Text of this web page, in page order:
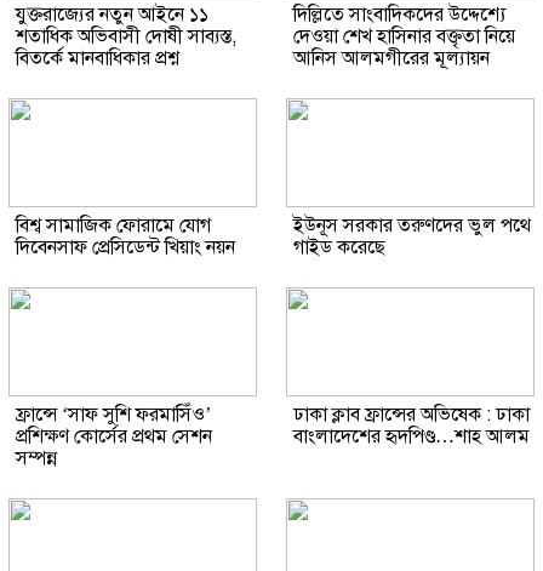
যুক্তরাজ্যের নতুন আইনে ১১
শতাধিক অভিবাসী দোষী সাব্যস্ত,
বিতর্কে মানবাধিকার প্রশ্ন
দিল্লিতে সাংবাদিকদের উদ্দেশ্যে
দেওয়া শেখ হাসিনার বক্তৃতা নিয়ে
আনিস আলমগীরের মূল্যায়ন
বিশ্ব সামাজিক ফোরামে যোগ
দিবেনসাফ প্রেসিডেন্ট খিয়াং নয়ন
ইউনূস সরকার তরুণদের ভুল পথে
গাইড করেছে
ফ্রান্সে ‘সাফ সুশি ফরমাসিঁও’
প্রশিক্ষণ কোর্সের প্রথম সেশন
সম্পন্ন
ঢাকা ক্লাব ফ্রান্সের অভিষেক : ঢাকা
বাংলাদেশের হৃদপিণ্ড…শাহ আলম